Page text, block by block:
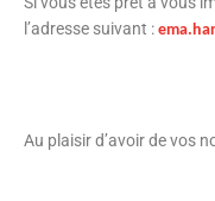
l’adresse suivant :
Au plaisir d’avoir de vos